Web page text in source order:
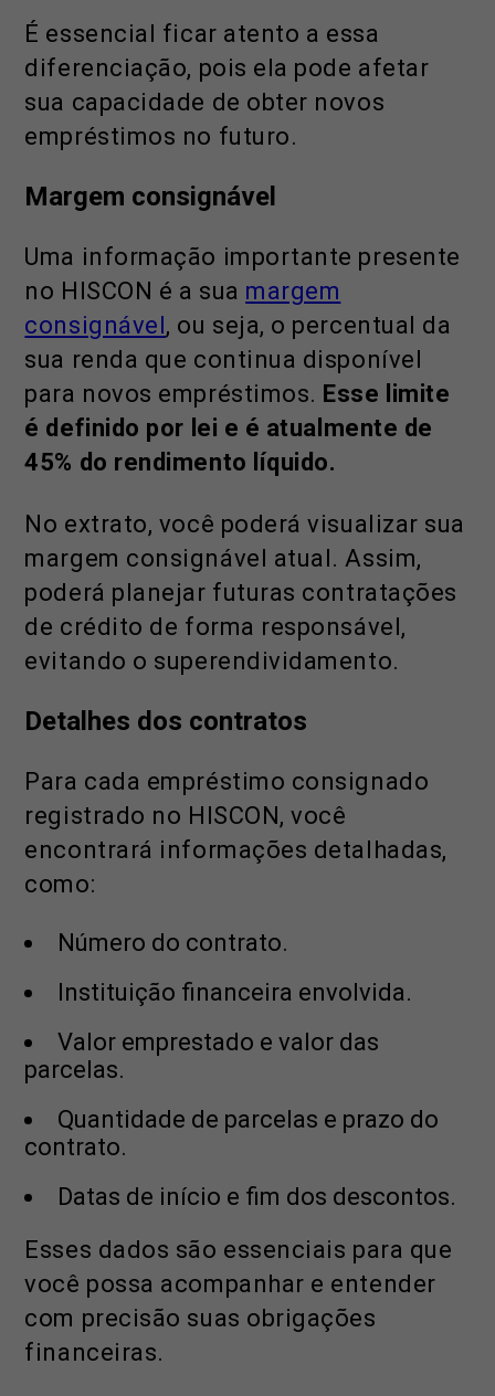
É essencial ficar atento a essa
diferenciação, pois ela pode afetar
sua capacidade de obter novos
empréstimos no futuro.
Margem consignável
Uma informação importante presente
no HISCON é a sua margem
consignável, ou seja, o percentual da
sua renda que continua disponível
para novos empréstimos. Esse limite
é definido por lei e é atualmente de
45% do rendimento líquido.
No extrato, você poderá visualizar sua
margem consignável atual. Assim,
poderá planejar futuras contratações
de crédito de forma responsável,
evitando o superendividamento.
Detalhes dos contratos
Para cada empréstimo consignado
registrado no HISCON, você
encontrará informações detalhadas,
como:
Número do contrato.
Instituição financeira envolvida.
Valor emprestado e valor das
parcelas.
Quantidade de parcelas e prazo do
contrato.
Datas de início e fim dos descontos.
Esses dados são essenciais para que
você possa acompanhar e entender
com precisão suas obrigações
financeiras.